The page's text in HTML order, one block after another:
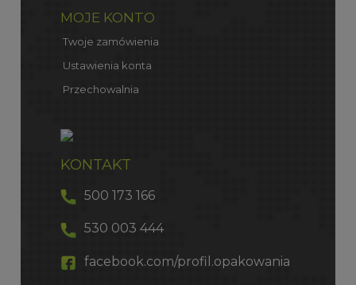
MOJE KONTO
Twoje zamówienia
Ustawienia konta
Przechowalnia
KONTAKT
500 173 166
530 003 444
facebook.com/profil.opakowania